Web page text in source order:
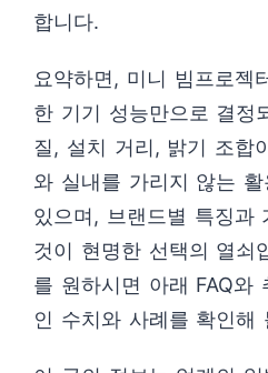
합니다.
요약하면, 미니 빔프로젝
한 기기 성능만으로 결정
질, 설치 거리, 밝기 조합
와 실내를 가리지 않는
있으며, 브랜드별 특징과
것이 현명한 선택의 열쇠
를 원하시면 아래 FAQ와
인 수치와 사례를 확인해